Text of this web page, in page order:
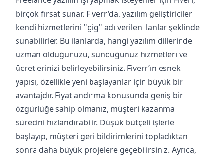
birçok fırsat sunar. Fiverr'da, yazılım geliştiriciler
kendi hizmetlerini "gig" adı verilen ilanlar şeklinde
sunabilirler. Bu ilanlarda, hangi yazılım dillerinde
uzman olduğunuzu, sunduğunuz hizmetleri ve
ücretlerinizi belirleyebilirsiniz. Fiverr’ın esnek
yapısı, özellikle yeni başlayanlar için büyük bir
avantajdır. Fiyatlandırma konusunda geniş bir
özgürlüğe sahip olmanız, müşteri kazanma
sürecini hızlandırabilir. Düşük bütçeli işlerle
başlayıp, müşteri geri bildirimlerini topladıktan
sonra daha büyük projelere geçebilirsiniz. Ayrıca,